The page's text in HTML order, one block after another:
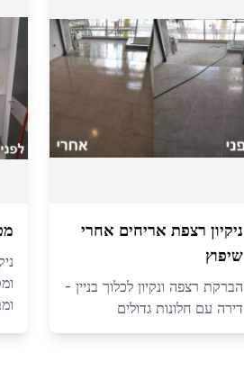
ניקיון רצפת אריחים אחרי
שיפוץ
הברקת רצפה ונקיון לכלוך בניין -
דירה עם חלונות גדולים